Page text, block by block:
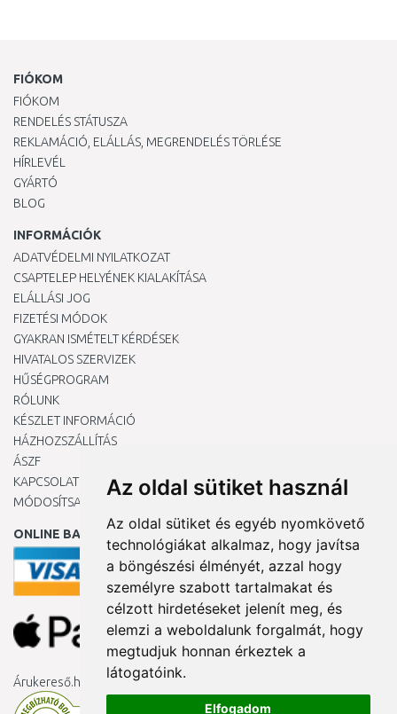
Az oldal sütiket használ
Az oldal sütiket és egyéb nyomkövető
technológiákat alkalmaz, hogy javítsa
a böngészési élményét, azzal hogy
személyre szabott tartalmakat és
célzott hirdetéseket jelenít meg, és
elemzi a weboldalunk forgalmát, hogy
megtudjuk honnan érkeztek a
látogatóink.
Elfogadom
FIÓKOM
FIÓKOM
RENDELÉS STÁTUSZA
REKLAMÁCIÓ, ELÁLLÁS, MEGRENDELÉS TÖRLÉSE
HÍRLEVÉL
GYÁRTÓ
BLOG
INFORMÁCIÓK
ADATVÉDELMI NYILATKOZAT
CSAPTELEP HELYÉNEK KIALAKÍTÁSA
ELÁLLÁSI JOG
FIZETÉSI MÓDOK
GYAKRAN ISMÉTELT KÉRDÉSEK
HIVATALOS SZERVIZEK
HŰSÉGPROGRAM
RÓLUNK
KÉSZLET INFORMÁCIÓ
HÁZHOZSZÁLLÍTÁS
ÁSZF
KAPCSOLAT
MÓDOSÍTSA A COOKIE-BEÁLLÍTÁSAIMAT
ONLINE BANKKÁRTYÁVAL
Árukereső.hu